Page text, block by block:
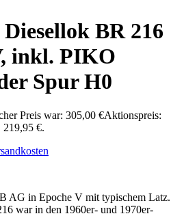
BR 216
inkl. PIKO
Spur H0
Preis war: 305,00 €Aktionspreis:
219,95 €.
AG in Epoche V mit typischem Latz.
war in den 1960er- und 1970er-